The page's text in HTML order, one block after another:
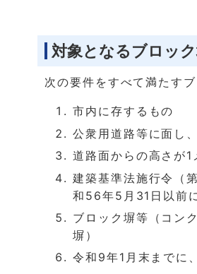
対象となるブロッ
次の要件をすべて満たす
市内に存するもの
公衆用道路等に面し
道路面からの高さが
建築基準法施行令（
和56年5月31日以前
ブロック塀等（コン
塀）
令和9年1月末までに